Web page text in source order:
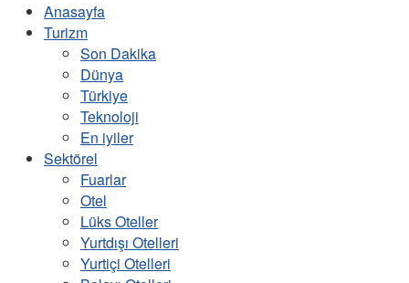
Anasayfa
Turizm
Son Dakika
Dünya
Türkiye
Teknoloji
En iyiler
Sektörel
Fuarlar
Otel
Lüks Oteller
Yurtdışı Otelleri
Yurtiçi Otelleri